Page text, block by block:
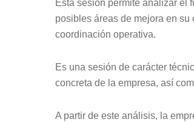
Esta sesión permite analizar el
posibles áreas de mejora en
coordinación operativa.
Es una sesión de carácter
concreta de la empresa, así
A partir de este análisis, la